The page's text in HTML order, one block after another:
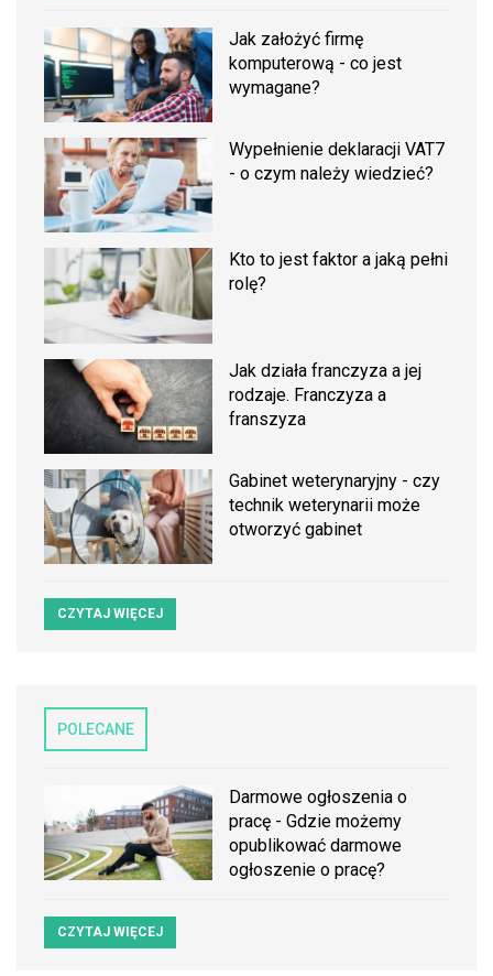
Jak założyć firmę
komputerową - co jest
wymagane?
Wypełnienie deklaracji VAT7
- o czym należy wiedzieć?
Kto to jest faktor a jaką pełni
rolę?
Jak działa franczyza a jej
rodzaje. Franczyza a
franszyza
Gabinet weterynaryjny - czy
technik weterynarii może
otworzyć gabinet
CZYTAJ WIĘCEJ
POLECANE
Darmowe ogłoszenia o
pracę - Gdzie możemy
opublikować darmowe
ogłoszenie o pracę?
CZYTAJ WIĘCEJ